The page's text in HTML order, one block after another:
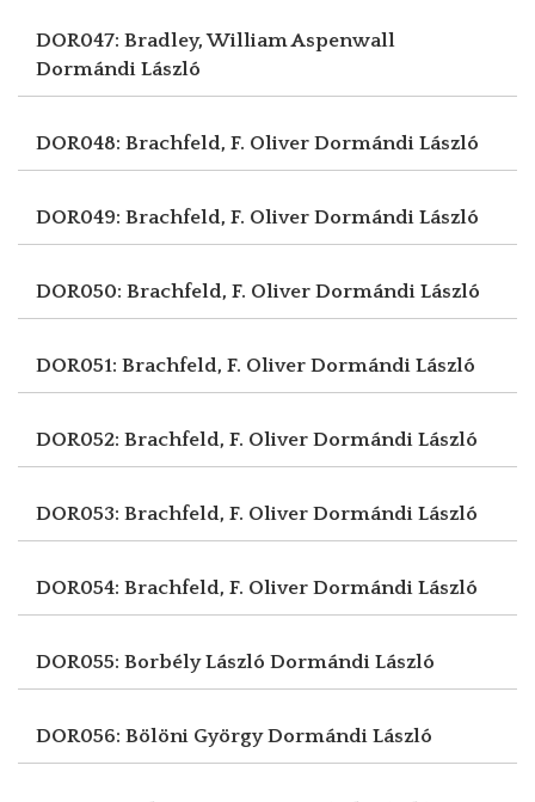
DOR047: Bradley, William Aspenwall
Dormándi László
DOR048: Brachfeld, F. Oliver Dormándi László
DOR049: Brachfeld, F. Oliver Dormándi László
DOR050: Brachfeld, F. Oliver Dormándi László
DOR051: Brachfeld, F. Oliver Dormándi László
DOR052: Brachfeld, F. Oliver Dormándi László
DOR053: Brachfeld, F. Oliver Dormándi László
DOR054: Brachfeld, F. Oliver Dormándi László
DOR055: Borbély László Dormándi László
DOR056: Bölöni GyörgyDormándi László